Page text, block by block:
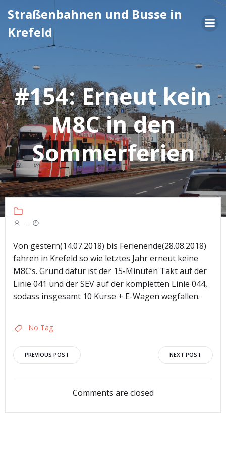
Inhalt
Straßenbahnen und Busse in
Krefeld
#154: Erneut kein
M8C in den
Sommerferien
-
Von gestern(14.07.2018) bis Ferienende(28.08.2018)
fahren in Krefeld so wie letztes Jahr erneut keine
M8C’s. Grund dafür ist der 15-Minuten Takt auf der
Linie 041 und der SEV auf der kompletten Linie 044,
sodass insgesamt 10 Kurse + E-Wagen wegfallen.
No Tag
Post
navigation
PREVIOUS POST
navigation
NEXT POST
Comments are closed